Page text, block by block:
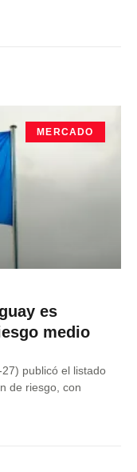
MERCADO
es
medio
publicó el listado
de riesgo, con